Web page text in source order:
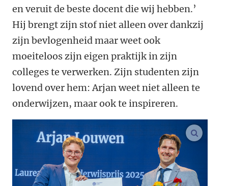
en veruit de beste docent die wij hebben.’
Hij brengt zijn stof niet alleen over dankzij
zijn bevlogenheid maar weet ook
moeiteloos zijn eigen praktijk in zijn
colleges te verwerken. Zijn studenten zijn
lovend over hem: Arjan weet niet alleen te
onderwijzen, maar ook te inspireren.